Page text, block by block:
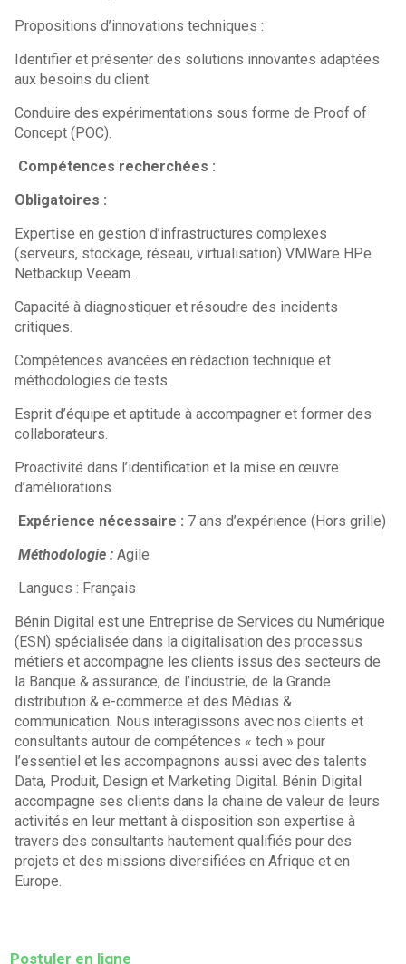
Propositions d’innovations techniques :
Identifier et présenter des solutions innovantes adaptées
aux besoins du client.
Conduire des expérimentations sous forme de Proof of
Concept (POC).
Compétences recherchées :
Obligatoires :
Expertise en gestion d’infrastructures complexes
(serveurs, stockage, réseau, virtualisation) VMWare HPe
Netbackup Veeam.
Capacité à diagnostiquer et résoudre des incidents
critiques.
Compétences avancées en rédaction technique et
méthodologies de tests.
Esprit d’équipe et aptitude à accompagner et former des
collaborateurs.
Proactivité dans l’identification et la mise en œuvre
d’améliorations.
Expérience nécessaire : 7 ans d’expérience (Hors grille)
Méthodologie :Agile
Langues : Français
Bénin Digital est une Entreprise de Services du Numérique
(ESN) spécialisée dans la digitalisation des processus
métiers et accompagne les clients issus des secteurs de
la Banque & assurance, de l’industrie, de la Grande
distribution & e-commerce et des Médias &
communication. Nous interagissons avec nos clients et
consultants autour de compétences « tech » pour
l’essentiel et les accompagnons aussi avec des talents
Data, Produit, Design et Marketing Digital. Bénin Digital
accompagne ses clients dans la chaine de valeur de leurs
activités en leur mettant à disposition son expertise à
travers des consultants hautement qualifiés pour des
projets et des missions diversifiées en Afrique et en
Europe.
Postuler en ligne